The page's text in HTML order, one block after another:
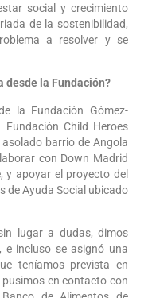
social y crecimiento
de la sostenibilidad,
a resolver y se
desde la Fundación?
la Fundación Gómez-
Child Heroes
barrio de Angola
con Down Madrid
y apoyar el proyecto del
de Ayuda Social ubicado
lugar a dudas, dimos
e incluso se asignó una
teníamos prevista en
en contacto con